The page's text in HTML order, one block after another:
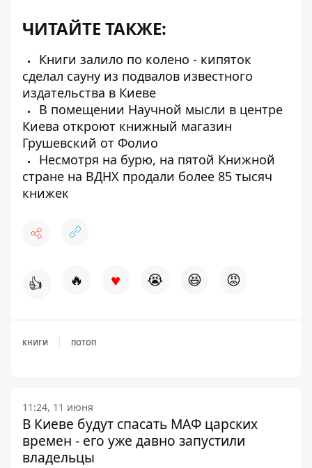
ЧИТАЙТЕ ТАКЖЕ:
Книги залило по колено - кипяток
сделал сауну из подвалов известного
издательства в Киеве
В помещении Научной мысли в центре
Киева откроют книжный магазин
Грушевский от Фолио
Несмотря на бурю, на пятой Книжной
стране на ВДНХ продали более 85 тысяч
книжек
👍 🔥 ♥ 😭 😆 😡
КНИГИ ПОТОП
11:24, 11 июня
В Киеве будут спасать МАФ царских
времен - его уже давно запустили
владельцы